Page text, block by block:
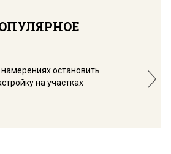
остановить
на участках